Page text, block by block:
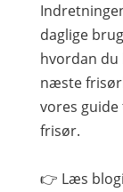
daglige
hvordan
næste
vores
frisør.
👉 Læs